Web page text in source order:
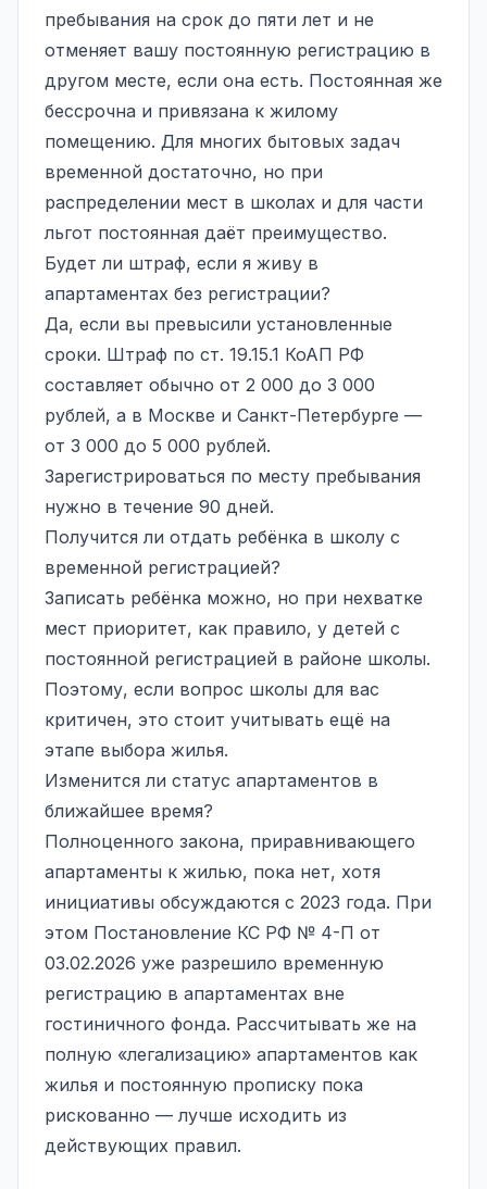
пребывания на срок до пяти лет и не
отменяет вашу постоянную регистрацию в
другом месте, если она есть. Постоянная же
бессрочна и привязана к жилому
помещению. Для многих бытовых задач
временной достаточно, но при
распределении мест в школах и для части
льгот постоянная даёт преимущество.
Будет ли штраф, если я живу в
апартаментах без регистрации?
Да, если вы превысили установленные
сроки. Штраф по ст. 19.15.1 КоАП РФ
составляет обычно от 2 000 до 3 000
рублей, а в Москве и Санкт-Петербурге —
от 3 000 до 5 000 рублей.
Зарегистрироваться по месту пребывания
нужно в течение 90 дней.
Получится ли отдать ребёнка в школу с
временной регистрацией?
Записать ребёнка можно, но при нехватке
мест приоритет, как правило, у детей с
постоянной регистрацией в районе школы.
Поэтому, если вопрос школы для вас
критичен, это стоит учитывать ещё на
этапе выбора жилья.
Изменится ли статус апартаментов в
ближайшее время?
Полноценного закона, приравнивающего
апартаменты к жилью, пока нет, хотя
инициативы обсуждаются с 2023 года. При
этом Постановление КС РФ № 4-П от
03.02.2026 уже разрешило временную
регистрацию в апартаментах вне
гостиничного фонда. Рассчитывать же на
полную «легализацию» апартаментов как
жилья и постоянную прописку пока
рискованно — лучше исходить из
действующих правил.